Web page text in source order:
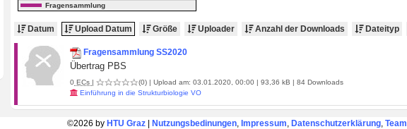
Fragensammlung
Datum Upload Datum Größe Uploader Anzahl der Downloads Dateityp
Fragensammlung SS2020
Übertrag PBS
0 ECs | (0) | Upload am: 03.01.2020, 00:00 | 93,36 kB | 84 Downloads
Einführung in die Strukturbiologie VO
©2026 by HTU Graz| Nutzungsbedinungen, Impressum, Datenschutzerklärung, Team